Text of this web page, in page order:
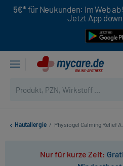
5€* für Neukunden: Im Web ab
Jetzt App
Hautallergie / Physiogel Calming Relief
Nur für kurze Zeit: